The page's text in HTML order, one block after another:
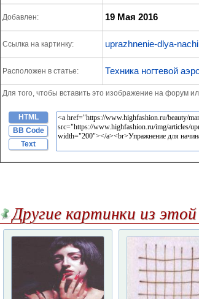
Добавлен: 19 Мая 2016
Ссылка на картинку: uprazhnenie-dlya-
Расположен в статье: Техника ногтевой
Для того, чтобы вставить это изображение на форум
HTML
BB Code
Text
Другие картинки из